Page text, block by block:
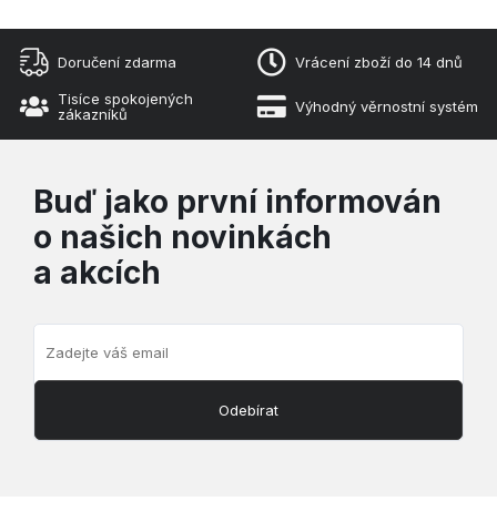
Doručení zdarma Vrácení zboží do 14 dnů
Tisíce spokojených
zákazníků
Výhodný věrnostní systém
Buď jako první informován
o našich novinkách
a akcích
Odebírat